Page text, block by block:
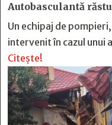
Autobasculantă
Un echipaj de
intervenit în cazul
Citește!